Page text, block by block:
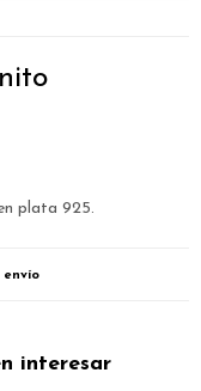
plata 925.
envío
interesar